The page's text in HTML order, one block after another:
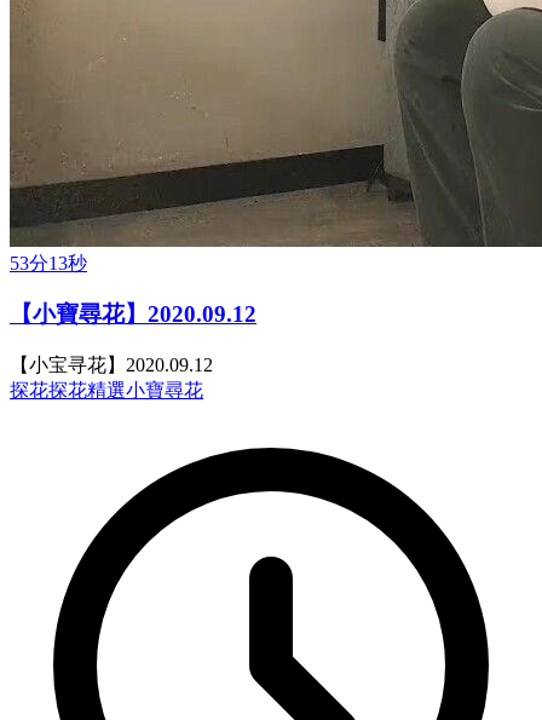
53分13秒
【小寶尋花】2020.09.12
【小宝寻花】2020.09.12
探花探花精選小寶尋花